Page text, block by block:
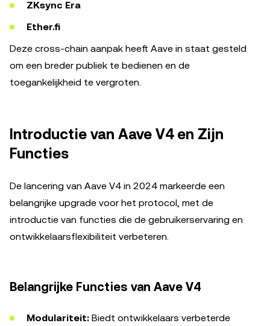
ZKsync Era
Ether.fi
Deze cross-chain aanpak heeft Aave in staat gesteld
om een breder publiek te bedienen en de
toegankelijkheid te vergroten.
Introductie van Aave V4 en Zijn
Functies
De lancering van Aave V4 in 2024 markeerde een
belangrijke upgrade voor het protocol, met de
introductie van functies die de gebruikerservaring en
ontwikkelaarsflexibiliteit verbeteren.
Belangrijke Functies van Aave V4
Modulariteit: Biedt ontwikkelaars verbeterde